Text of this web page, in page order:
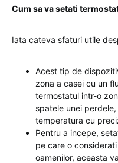
Cum sa va setati
Iata cateva sfaturi utile
Acest tip de
zona a casei cu un
termostatul intr-o
spatele unei
temperatura cu
Pentru a incepe,
pe care o
oamenilor, aceasta